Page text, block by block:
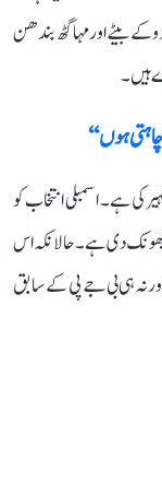
کے بیٹے اور مہاگٹھ بندھن
ہیں۔
ہوں‘‘
کی ہے۔ اسمبلی انتخاب کو
دی ہے۔ حالانکہ اس
نہ ہی بی جے پی کے سابق